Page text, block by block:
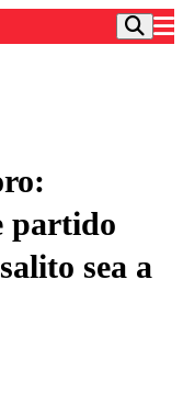
partido
sea a